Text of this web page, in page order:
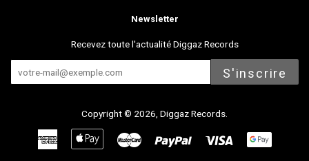
Newsletter
Recevez toute l'actualité Diggaz Records
S'inscrire
Copyright © 2026, Diggaz Records
American
Express
Apple
Pay
Master Paypal Visa